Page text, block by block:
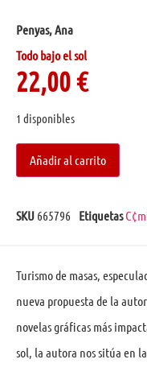
Penyas, Ana
Todo bajo el sol
22,00€
1 disponibles
Añadir al carrito
SKU 665796 Etiquetas
Turismo de masas,
nueva propuesta de la
novelas gráficas más
sol, la autora nos sitúa en